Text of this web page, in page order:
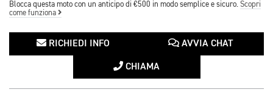
Blocca questa moto con un anticipo di €500 in modo semplice e sicuro. Scopri
come funziona
RICHIEDI INFO AVVIA CHAT
CHIAMA